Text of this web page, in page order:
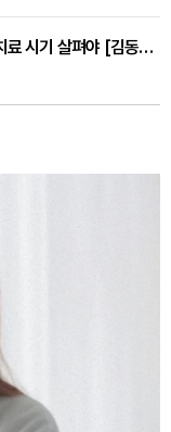
손 저림 반복된다면 손목터널증후군 진단과 치료 시기 살펴야 [김동현 원장 칼럼]